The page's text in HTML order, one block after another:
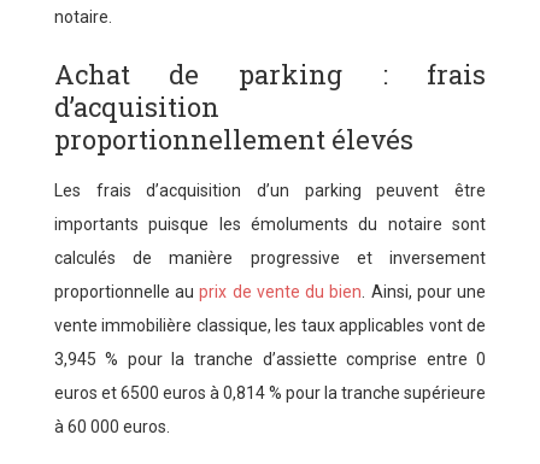
notaire.
Achat de parking : frais
d’acquisition
proportionnellement élevés
Les frais d’acquisition d’un parking peuvent être
importants puisque les émoluments du notaire sont
calculés de manière progressive et inversement
proportionnelle auprix de vente du bien . Ainsi, pour une
vente immobilière classique, les taux applicables vont de
3,945 % pour la tranche d’assiette comprise entre 0
euros et 6500 euros à 0,814 % pour la tranche supérieure
à 60 000 euros.